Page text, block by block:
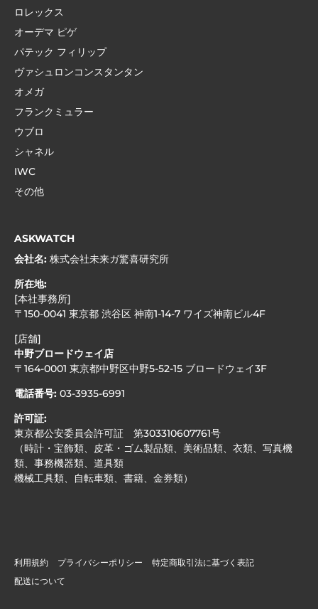
ロレックス
オーデマ ピゲ
パテック フィリップ
ヴァシュロンコンスタンタン
オメガ
フランクミュラー
ウブロ
シャネル
IWC
その他
ASKWATCH
会社名: 株式会社未来ガ驚喜研究所
所在地:
[本社事務所]
〒150-0041 東京都 渋谷区 神南1-14-7 ワイズ神南ビル4F
[店舗]
中野ブロードウェイ店
〒164-0001 東京都中野区中野5-52-15 ブロードウェイ3F
電話番号: 03-3935-6991
許可証:
東京都公安委員会許可証 第303310607761号
（時計・宝飾類、皮革・ゴム製品類、美術品類、衣類、写真機
類、事務機器類、道具類
機械工具類、自転車類、書籍、金券類）
利用規約 プライバシーポリシー
特定商取引法に基づく表記
配送について